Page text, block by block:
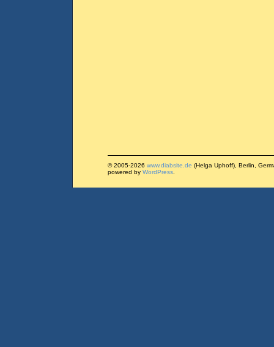
© 2005-2026 www.diabsite.de (Helga Uphoff), Berlin,
powered by WordPress.